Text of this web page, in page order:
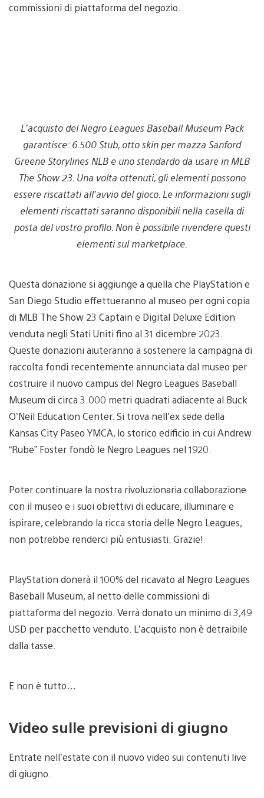
commissioni di piattaforma del negozio.
L’acquisto del Negro Leagues Baseball Museum Pack
garantisce: 6.500 Stub, otto skin per mazza Sanford
Greene Storylines NLB e uno stendardo da usare in MLB
The Show 23. Una volta ottenuti, gli elementi possono
essere riscattati all’avvio del gioco. Le informazioni sugli
elementi riscattati saranno disponibili nella casella di
posta del vostro profilo. Non è possibile rivendere questi
elementi sul marketplace.
Questa donazione si aggiunge a quella che PlayStation e
San Diego Studio effettueranno al museo per ogni copia
di MLB The Show 23 Captain e Digital Deluxe Edition
venduta negli Stati Uniti fino al 31 dicembre 2023.
Queste donazioni aiuteranno a sostenere la campagna di
raccolta fondi recentemente annunciata dal museo per
costruire il nuovo campus del Negro Leagues Baseball
Museum di circa 3.000 metri quadrati adiacente al Buck
O’Neil Education Center. Si trova nell’ex sede della
Kansas City Paseo YMCA, lo storico edificio in cui Andrew
“Rube” Foster fondò le Negro Leagues nel 1920.
Poter continuare la nostra rivoluzionaria collaborazione
con il museo e i suoi obiettivi di educare, illuminare e
ispirare, celebrando la ricca storia delle Negro Leagues,
non potrebbe renderci più entusiasti. Grazie!
PlayStation donerà il 100% del ricavato al Negro Leagues
Baseball Museum, al netto delle commissioni di
piattaforma del negozio. Verrà donato un minimo di 3,49
USD per pacchetto venduto. L’acquisto non è detraibile
dalla tasse.
E non è tutto…
Video sulle previsioni di giugno
Entrate nell’estate con il nuovo video sui contenuti live
di giugno.